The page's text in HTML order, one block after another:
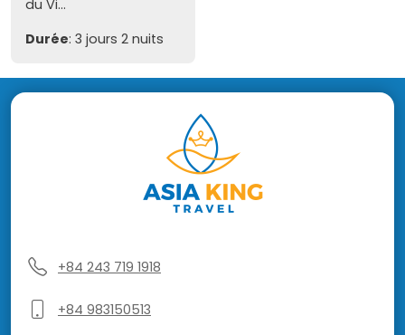
du Vi...
Durée: 3 jours 2 nuits
+84 243 719 1918
+84 983150513